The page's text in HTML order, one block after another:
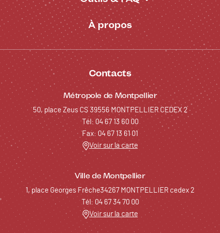
À propos
Contacts
Métropole de Montpellier
50, place Zeus CS 39556 MONTPELLIER CEDEX 2
Tél: 04 67 13 60 00
Fax: 04 67 13 61 01
Voir sur la carte
Ville de Montpellier
1, place Georges Frêche34267 MONTPELLIER cedex 2
Tél: 04 67 34 70 00
Voir sur la carte